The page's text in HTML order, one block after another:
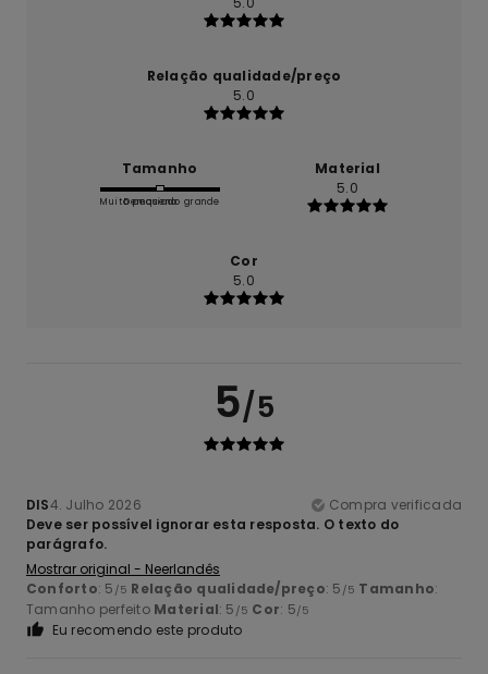
Relação qualidade/preço
5.0
Tamanho
Muito pequeno
Demasiado grande
Material
5.0
Cor
5.0
5/5
DIS4. Julho 2026
Compra verificada
Deve ser possível ignorar esta resposta. O texto do
parágrafo.
Mostrar original - Neerlandês
Conforto: 5 /5 Relação qualidade/preço: 5 /5 Tamanho:
Tamanho perfeito Material: 5 /5 Cor: 5/5
Eu recomendo este produto